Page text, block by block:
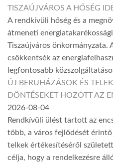
TISZAÚJVÁROS A HŐSÉG
A rendkívüli hőség és a
átmeneti
Tiszaújváros önkormányzata.
csökkentsék az
legfontosabb
ÚJ BERUHÁZÁSOK ÉS
DÖNTÉSEKET HOZOTT AZ
2026-08-04
Rendkívüli ülést tartott az
több, a város fejlődését
telkek értékesítéséről
célja, hogy a rendelkezésre